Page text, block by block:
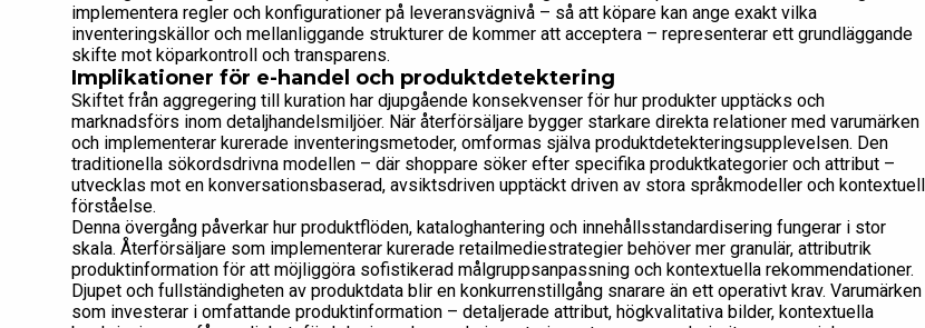
implementera regler och konfigurationer på leveransvägnivå – så att köpare kan ange exakt vilka
inventeringskällor och mellanliggande strukturer de kommer att acceptera – representerar ett grundläggande
skifte mot köparkontroll och transparens.
Implikationer för e-handel och produktdetektering
Skiftet från aggregering till kuration har djupgående konsekvenser för hur produkter upptäcks och
marknadsförs inom detaljhandelsmiljöer. När återförsäljare bygger starkare direkta relationer med varumärken
och implementerar kurerade inventeringsmetoder, omformas själva produktdetekteringsupplevelsen. Den
traditionella sökordsdrivna modellen – där shoppare söker efter specifika produktkategorier och attribut –
utvecklas mot en konversationsbaserad, avsiktsdriven upptäckt driven av stora språkmodeller och kontextuell
förståelse.
Denna övergång påverkar hur produktflöden, kataloghantering och innehållsstandardisering fungerar i stor
skala. Återförsäljare som implementerar kurerade retailmediestrategier behöver mer granulär, attributrik
produktinformation för att möjliggöra sofistikerad målgruppsanpassning och kontextuella rekommendationer.
Djupet och fullständigheten av produktdata blir en konkurrenstillgång snarare än ett operativt krav. Varumärken
som investerar i omfattande produktinformation – detaljerade attribut, högkvalitativa bilder, kontextuella